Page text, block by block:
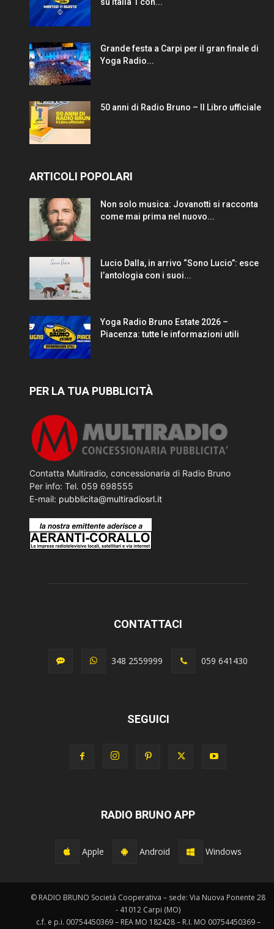
Grande festa a Carpi per il gran finale di
Yoga Radio...
50 anni di Radio Bruno – Il Libro ufficiale
ARTICOLI POPOLARI
Non solo musica: Jovanotti si racconta
come mai prima nel nuovo...
Lucio Dalla, in arrivo “Sono Lucio”: esce
l’antologia con i suoi...
Yoga Radio Bruno Estate 2026 –
Piacenza: tutte le informazioni utili
PER LA TUA PUBBLICITÀ
Contatta Multiradio, concessionaria di Radio Bruno
Per info: Tel. 059 698555
E-mail: pubblicita@multiradiosrl.it
CONTATTACI
348 2559999 059 641430
SEGUICI
RADIO BRUNO APP
Apple Android Windows
© RADIO BRUNO Società Cooperativa – sede: Via Nuova Ponente 28
- 41012 Carpi (MO)
c.f. e p.i. 00754450369 – REA MO 182428 – R.I. MO 00754450369 –